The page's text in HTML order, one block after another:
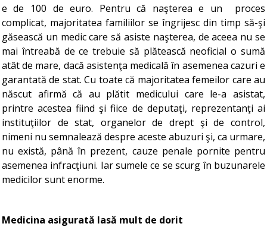
e de 100 de euro. Pentru că naşterea e un proces
complicat, majoritatea familiilor se îngrijesc din timp să-şi
găsească un medic care să asiste naşterea, de aceea nu se
mai întreabă de ce trebuie să plătească neoficial o sumă
atât de mare, dacă asistenţa medicală în asemenea cazuri e
garantată de stat. Cu toate că majoritatea femeilor care au
născut afirmă că au plătit medicului care le-a asistat,
printre acestea fiind şi fiice de deputaţi, reprezentanţi ai
instituţiilor de stat, organelor de drept şi de control,
nimeni nu semnalează despre aceste abuzuri şi, ca urmare,
nu există, până în prezent, cauze penale pornite pentru
asemenea infracţiuni. Iar sumele ce se scurg în buzunarele
medicilor sunt enorme.
Medicina asigurată lasă mult de dorit